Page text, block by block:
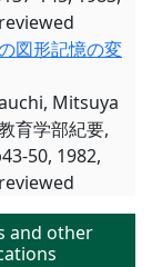
図形記憶の変
Mitsuya
育学部紀要,
50, 1982,
and other